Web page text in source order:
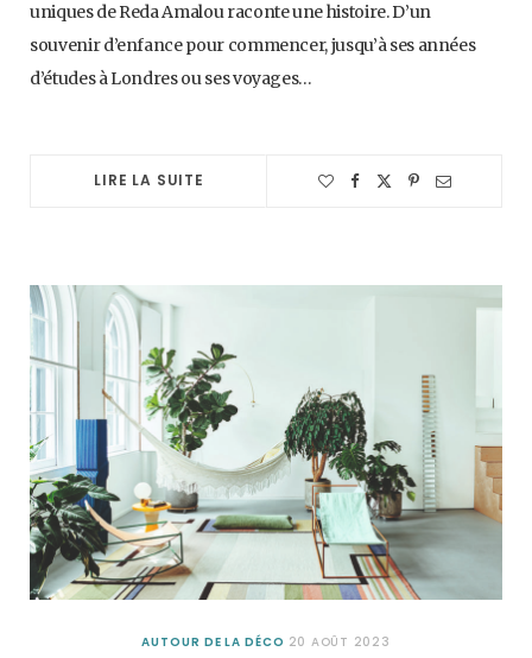
uniques de Reda Amalou raconte une histoire. D’un
souvenir d’enfance pour commencer, jusqu’à ses années
d’études à Londres ou ses voyages…
LIRE LA SUITE
AUTOUR DE LA DÉCO 20 AOÛT 2023